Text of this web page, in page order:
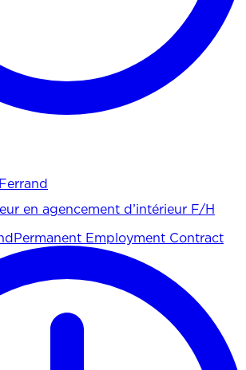
en agencement d’intérieur F/H
Permanent Employment Contract